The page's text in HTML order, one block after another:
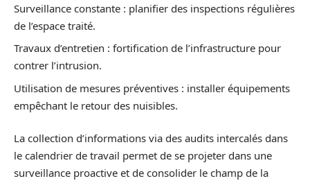
Surveillance constante : planifier des inspections régulières
de l’espace traité.
Travaux d’entretien : fortification de l’infrastructure pour
contrer l’intrusion.
Utilisation de mesures préventives : installer équipements
empêchant le retour des nuisibles.
La collection d’informations via des audits intercalés dans
le calendrier de travail permet de se projeter dans une
surveillance proactive et de consolider le champ de la